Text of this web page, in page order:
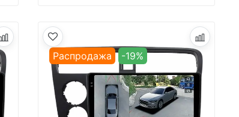
Распродажа -19%